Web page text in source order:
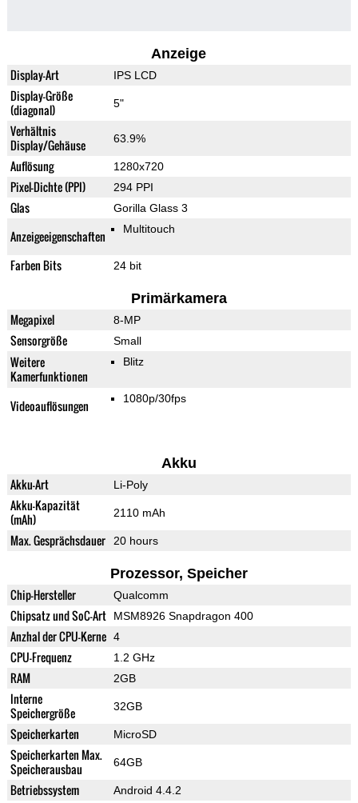
Anzeige
Display-Art IPS LCD
Display-Größe
(diagonal)
5"
Verhältnis
Display/Gehäuse
63.9%
Auflösung 1280x720
Pixel-Dichte (PPI) 294 PPI
Glas Gorilla Glass 3
Anzeigeeigenschaften Multitouch
Farben Bits 24 bit
Primärkamera
Megapixel 8-MP
Sensorgröße Small
Weitere
Kamerfunktionen
Blitz
Videoauflösungen 1080p/30fps
Akku
Akku-Art Li-Poly
Akku-Kapazität
(mAh)
2110 mAh
Max. Gesprächsdauer 20 hours
Prozessor, Speicher
Chip-Hersteller Qualcomm
Chipsatz und SoC-Art MSM8926 Snapdragon 400
Anzhal der CPU-Kerne 4
CPU-Frequenz 1.2 GHz
RAM 2GB
Interne
Speichergröße
32GB
Speicherkarten MicroSD
Speicherkarten Max.
Speicherausbau
64GB
Betriebssystem Android 4.4.2